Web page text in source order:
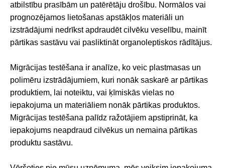
atbilstību prasībām un patērētāju drošību. Normālos vai
prognozējamos lietošanas apstākļos materiāli un
izstrādājumi nedrīkst apdraudēt cilvēku veselību, mainīt
pārtikas sastāvu vai pasliktināt organoleptiskos rādītājus.
Migrācijas testēšana ir analīze, ko veic plastmasas un
polimēru izstrādājumiem, kuri nonāk saskarē ar pārtikas
produktiem, lai noteiktu, vai ķīmiskās vielas no
iepakojuma un materiāliem nonāk pārtikas produktos.
Migrācijas testēšana palīdz ražotājiem apstiprināt, ka
iepakojums neapdraud cilvēkus un nemaina pārtikas
produktu sastāvu.